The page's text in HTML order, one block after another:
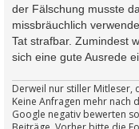
der Fälschung musste
missbräuchlich
Tat strafbar. Zumindest
sich eine gute Ausrede
Derweil nur stiller Mitleser,
Keine Anfragen mehr nach
Google negativ bewerten